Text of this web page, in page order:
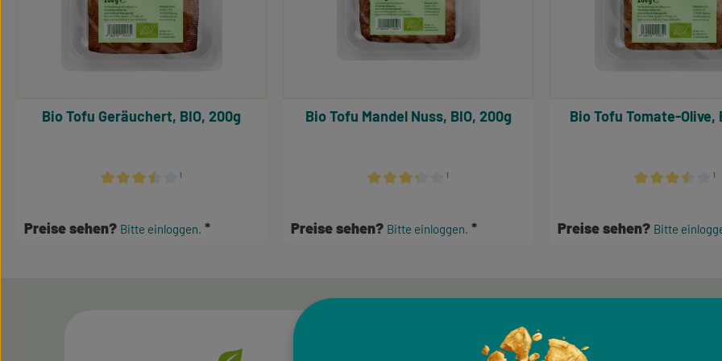
¹
Bio Tofu Geräuchert, BIO, 200g
Preise sehen? Bitte einloggen.
¹
Bio Tofu Mandel Nuss, BIO, 200g
Preise sehen? Bitte einloggen.
¹
Bio Tofu Tomate-Olive,
Preise sehen? Bitte